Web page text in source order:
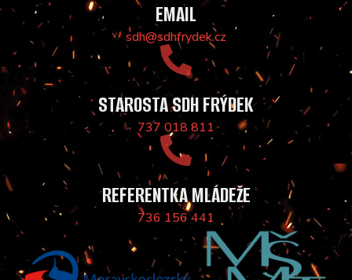
EMAIL
sdh@sdhfrydek.cz
STAROSTA SDH FRÝDEK
737 018 811
REFERENTKA MLÁDEŽE
736 156 441